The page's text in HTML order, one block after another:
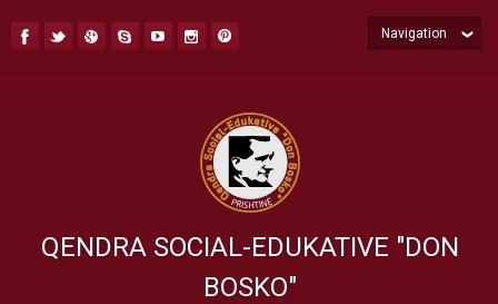
QENDRA SOCIAL-EDUKATIVE "DON
BOSKO"
Navigation